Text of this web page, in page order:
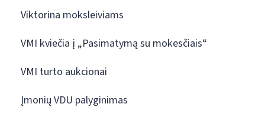
Viktorina moksleiviams
VMI kviečia į „Pasimatymą su mokesčiais“
VMI turto aukcionai
Įmonių VDU palyginimas